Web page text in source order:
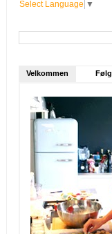
Select Language ▼
Velkommen Følg